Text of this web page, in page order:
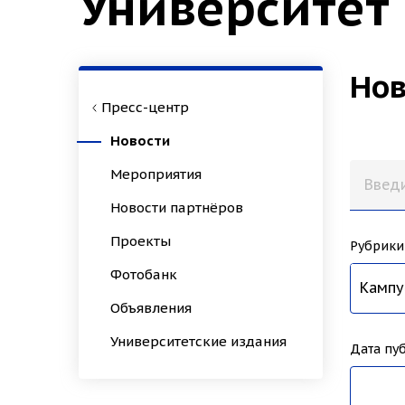
Пресс-центр
Новости
Мероприятия
Новости партнёров
Проекты
Фотобанк
Объявления
Университетские издания
Рубрики
Все
Наука
Спорт
ИНТЦ
Школа
Дата